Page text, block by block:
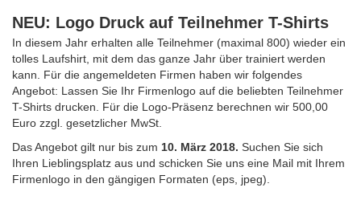
NEU: Logo Druck auf Teilnehmer T-Shirts
In diesem Jahr erhalten alle Teilnehmer (maximal 800) wieder ein
tolles Laufshirt, mit dem das ganze Jahr über trainiert werden
kann. Für die angemeldeten Firmen haben wir folgendes
Angebot: Lassen Sie Ihr Firmenlogo auf die beliebten Teilnehmer
T-Shirts drucken. Für die Logo-Präsenz berechnen wir 500,00
Euro zzgl. gesetzlicher MwSt.
Das Angebot gilt nur bis zum 10. März 2018. Suchen Sie sich
Ihren Lieblingsplatz aus und schicken Sie uns eine Mail mit Ihrem
Firmenlogo in den gängigen Formaten (eps, jpeg).